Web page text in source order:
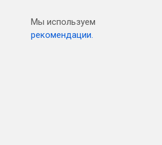
Мы используем
рекомендации.